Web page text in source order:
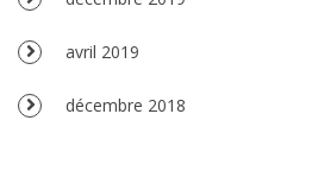
avril 2019
décembre 2018